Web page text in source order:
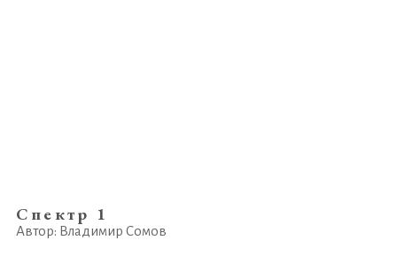
Спектр 1
Автор: Владимир Сомов